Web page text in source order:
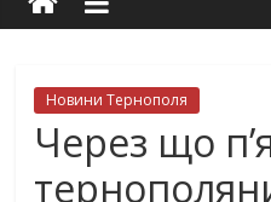
Новини Тернополя
Через що